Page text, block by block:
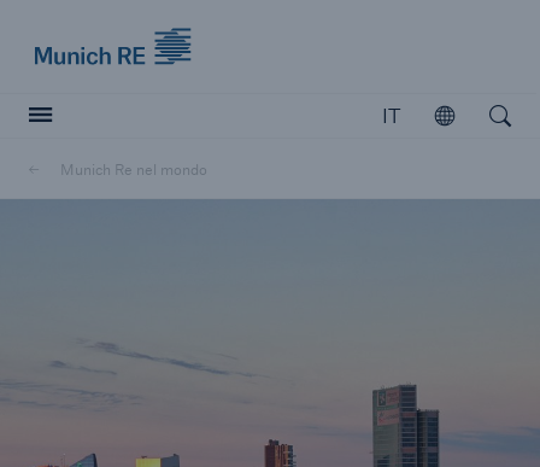
IT
Aprire
Munich Re nel mondo
Home